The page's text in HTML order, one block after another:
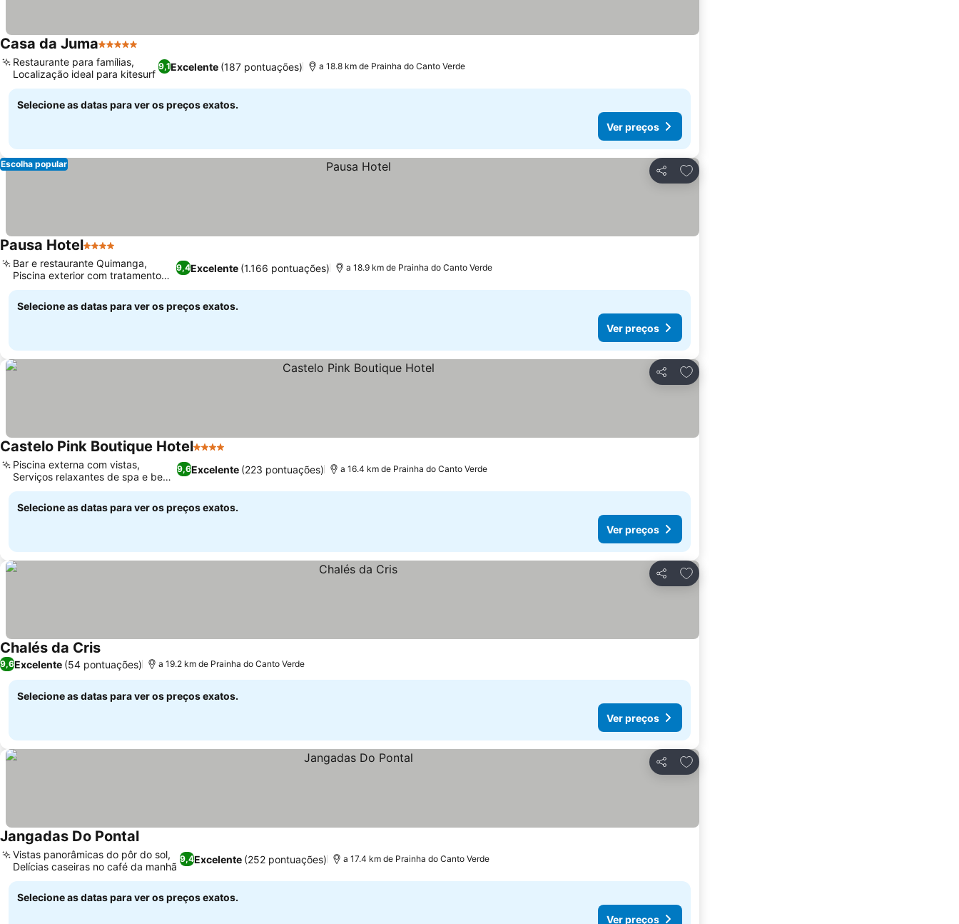
Casa da Juma5 Estrelas
9,1Excelente (187 pontuações)
Restaurante para famílias,
Localização ideal para kitesurf
a 18.8 km de Prainha do Canto Verde
Selecione as datas para ver os preços exatos.
Ver preços
Partilhar
Adicionar aos favoritos
Escolha popular
Pausa Hotel4 Estrelas
9,4Excelente (1.166 pontuações)
Bar e restaurante Quimanga,
Piscina exterior com tratamento
natural
a 18.9 km de Prainha do Canto Verde
Selecione as datas para ver os preços exatos.
Ver preços
Partilhar
Adicionar aos favoritos
Castelo Pink Boutique Hotel4 Estrelas
9,6Excelente (223 pontuações)
Piscina externa com vistas,
Serviços relaxantes de spa e bem-
estar
a 16.4 km de Prainha do Canto Verde
Selecione as datas para ver os preços exatos.
Ver preços
Partilhar
Adicionar aos favoritos
Chalés da Cris
9,6Excelente (54 pontuações) a 19.2 km de Prainha do Canto Verde
Selecione as datas para ver os preços exatos.
Ver preços
Partilhar
Adicionar aos favoritos
Jangadas Do Pontal
9,4Excelente (252 pontuações)
Vistas panorâmicas do pôr do sol,
Delícias caseiras no café da manhã
a 17.4 km de Prainha do Canto Verde
Selecione as datas para ver os preços exatos.
Ver preços